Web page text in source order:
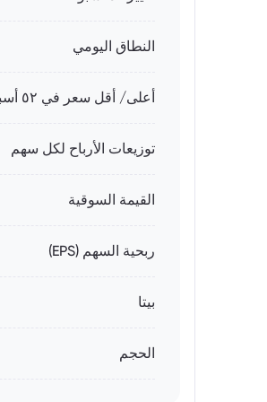
النطاق اليومي
أعلى/ أقل سعر في ٥٢ أسبوعًا
توزيعات الأرباح لكل سهم
القيمة السوقية
ربحية السهم (EPS)
بيتا
الحجم